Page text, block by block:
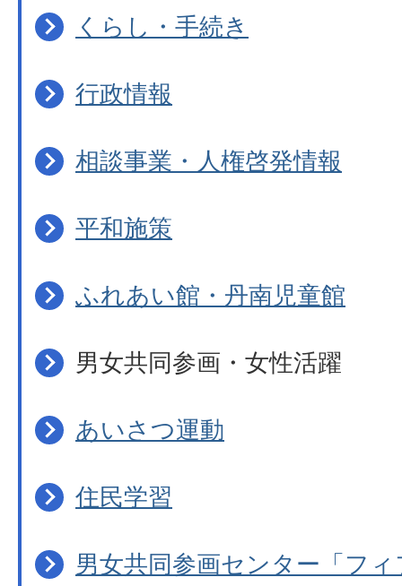
くらし・手続き
行政情報
相談事業・人権啓発情報
平和施策
ふれあい館・丹南児童館
男女共同参画・女性活躍
あいさつ運動
住民学習
男女共同参画センター「フ